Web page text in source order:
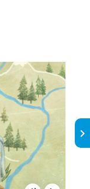
keyboard_arrow_right